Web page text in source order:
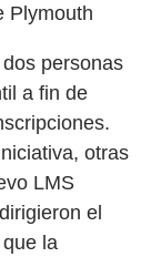
Plymouth
personas
a fin de
otras
LMS
el
la